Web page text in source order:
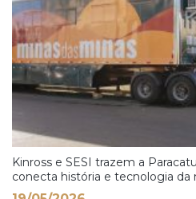
Kinross e SESI trazem a
conecta história e tecnologia da